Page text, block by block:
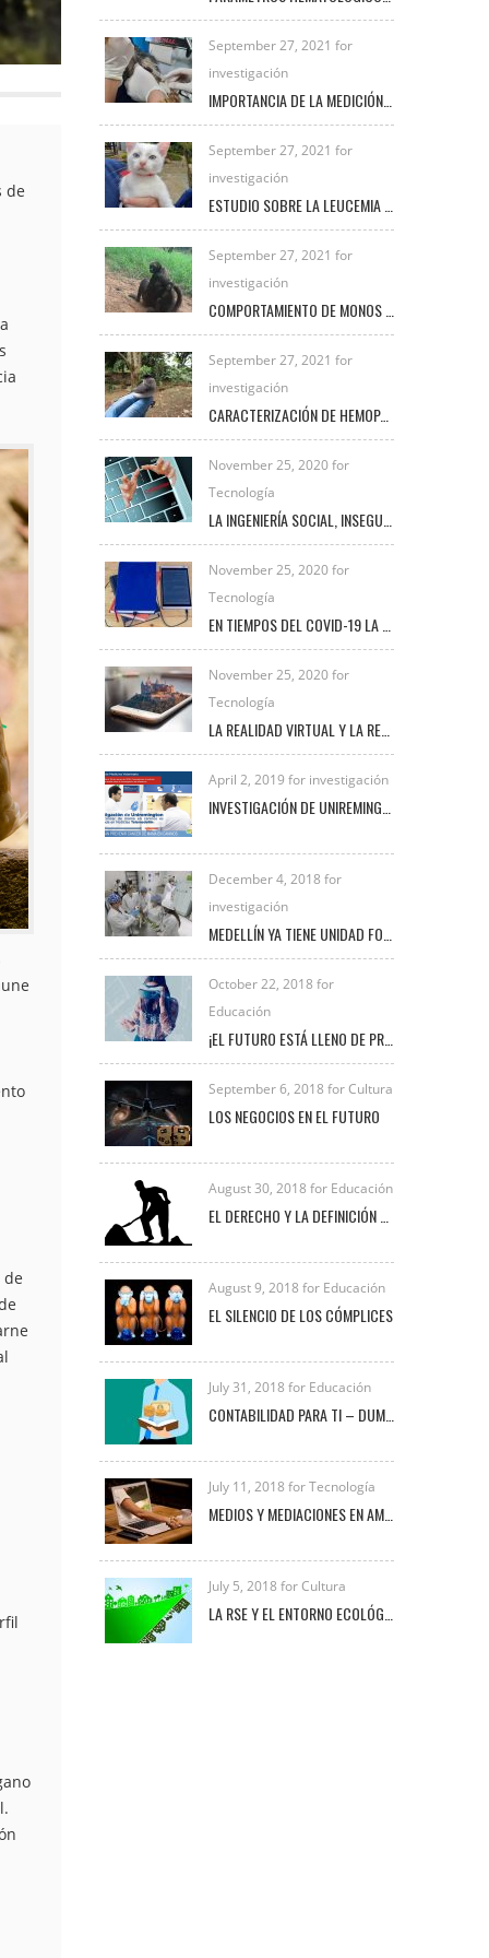
de
de
September 27, 2021 for
investigación
September 27, 2021 for
investigación
September 27, 2021 for
investigación
September 27, 2021 for
investigación
CARACTERIZACIÓN DE HEMOPARÁSITOS PRESENTES EN AVES SILVESTRES EN EL MUNICIPIO DE FREDONIA DURANTE EL PERIODO 2020 – 2021
November 25, 2020 for
Tecnología
November 25, 2020 for
Tecnología
November 25, 2020 for
Tecnología
April 2, 2019 for investigación
December 4, 2018 for
investigación
October 22, 2018 for
Educación
September 6, 2018 for Cultura
LOS NEGOCIOS EN EL FUTURO
August 30, 2018 for Educación
August 9, 2018 for Educación
EL SILENCIO DE LOS CÓMPLICES
July 31, 2018 for Educación
July 11, 2018 for Tecnología
July 5, 2018 for Cultura